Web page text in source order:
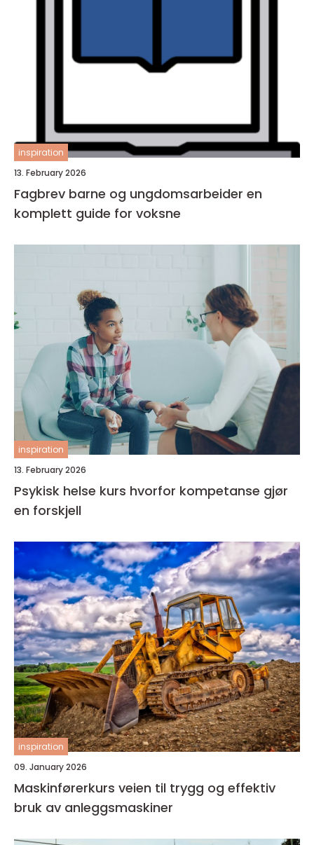
inspiration
13. February 2026
Fagbrev barne og ungdomsarbeider en
komplett guide for voksne
inspiration
13. February 2026
Psykisk helse kurs hvorfor kompetanse gjør
en forskjell
inspiration
09. January 2026
Maskinførerkurs veien til trygg og effektiv
bruk av anleggsmaskiner